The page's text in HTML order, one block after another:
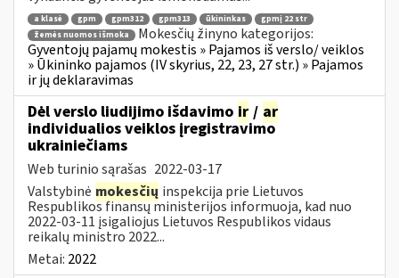
a klasė gpm gpm312 gpm313 ūkininkas
gpmį 22 str
žemės nuomos išmoka
Mokesčių žinyno kategorijos:
Gyventojų pajamų mokestis » Pajamos iš verslo/ veiklos
» Ūkininko pajamos (IV skyrius, 22, 23, 27 str.) » Pajamos
ir jų deklaravimas
Dėl verslo liudijimo išdavimo ir / ar
individualios veiklos įregistravimo
ukrainiečiams
Web turinio sąrašas 2022-03-17
Valstybinė mokesčių inspekcija prie Lietuvos
Respublikos finansų ministerijos informuoja, kad nuo
2022-03-11 įsigaliojus Lietuvos Respublikos vidaus
reikalų ministro 2022...
Metai: 2022